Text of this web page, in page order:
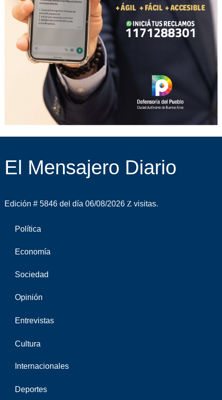
El Mensajero Diario
Edición # 5846 del día 06/08/2026 visitas.
Política
Economía
Sociedad
Opinión
Entrevistas
Cultura
Internacionales
Deportes